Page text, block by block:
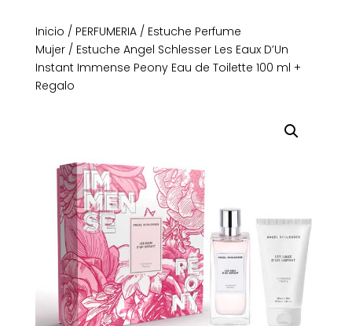
Inicio / PERFUMERIA/ Estuche Perfume
Mujer/ Estuche Angel Schlesser Les Eaux D’Un
Instant Immense Peony Eau de Toilette 100 ml +
Regalo